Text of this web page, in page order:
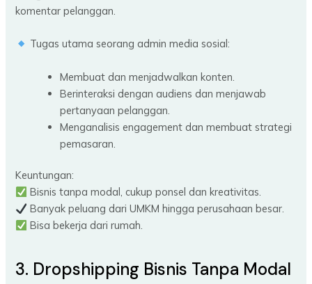
komentar pelanggan.
Tugas utama seorang admin media sosial:
Membuat dan menjadwalkan konten.
Berinteraksi dengan audiens dan menjawab
pertanyaan pelanggan.
Menganalisis engagement dan membuat strategi
pemasaran.
Keuntungan:
Bisnis tanpa modal, cukup ponsel dan kreativitas.
Banyak peluang dari UMKM hingga perusahaan besar.
Bisa bekerja dari rumah.
3. Dropshipping Bisnis Tanpa Modal